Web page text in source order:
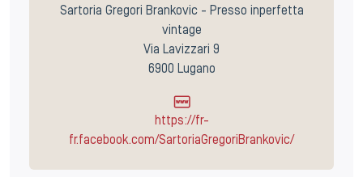
Sartoria Gregori Brankovic - Presso inperfetta
vintage
Via Lavizzari 9
6900 Lugano
https://fr-
fr.facebook.com/SartoriaGregoriBrankovic/